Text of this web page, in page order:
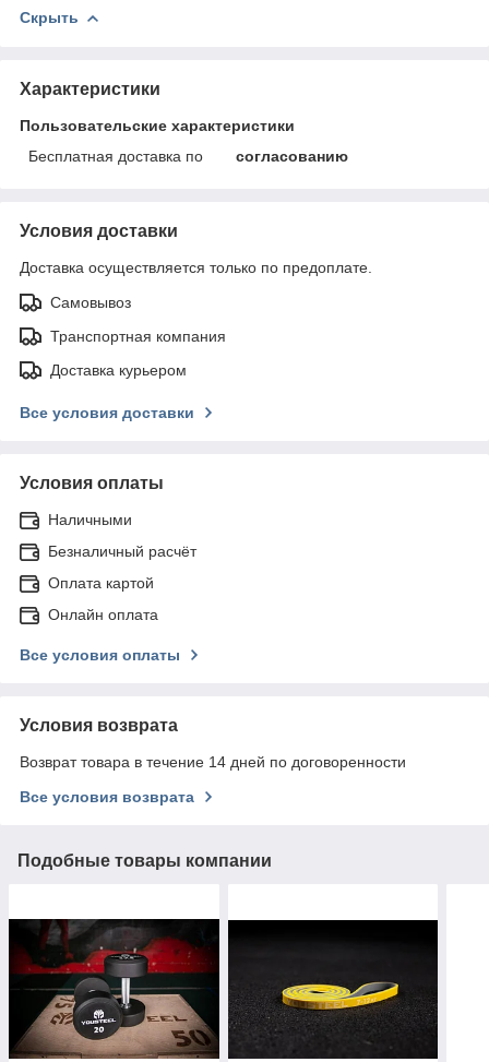
Скрыть
Характеристики
Пользовательские характеристики
Бесплатная доставка по
согласованию
Условия доставки
Доставка осуществляется только по предоплате.
Самовывоз
Транспортная компания
Доставка курьером
Все условия доставки
Условия оплаты
Наличными
Безналичный расчёт
Оплата картой
Онлайн оплата
Все условия оплаты
Условия возврата
Возврат товара в течение 14 дней по договоренности
Все условия возврата
Подобные товары компании